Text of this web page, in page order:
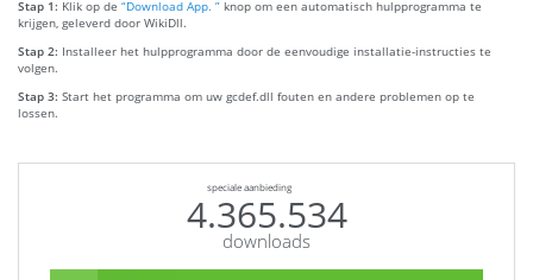
Stap 1: Klik op de “Download App. ” knop om een automatisch hulpprogramma te
krijgen, geleverd door WikiDll.
Stap 2: Installeer het hulpprogramma door de eenvoudige installatie-instructies te
volgen.
Stap 3: Start het programma om uw gcdef.dll fouten en andere problemen op te
lossen.
speciale aanbieding
4.365.534
downloads